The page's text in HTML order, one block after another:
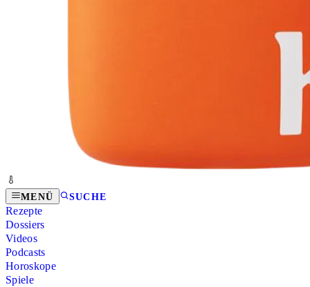
MENÜ SUCHE
Rezepte
Dossiers
Videos
Podcasts
Horoskope
Spiele